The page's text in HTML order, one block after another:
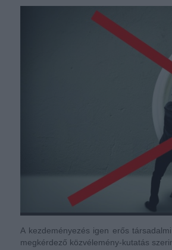
A kezdeményezés igen erős
megkérdező közvélemény-kutatás